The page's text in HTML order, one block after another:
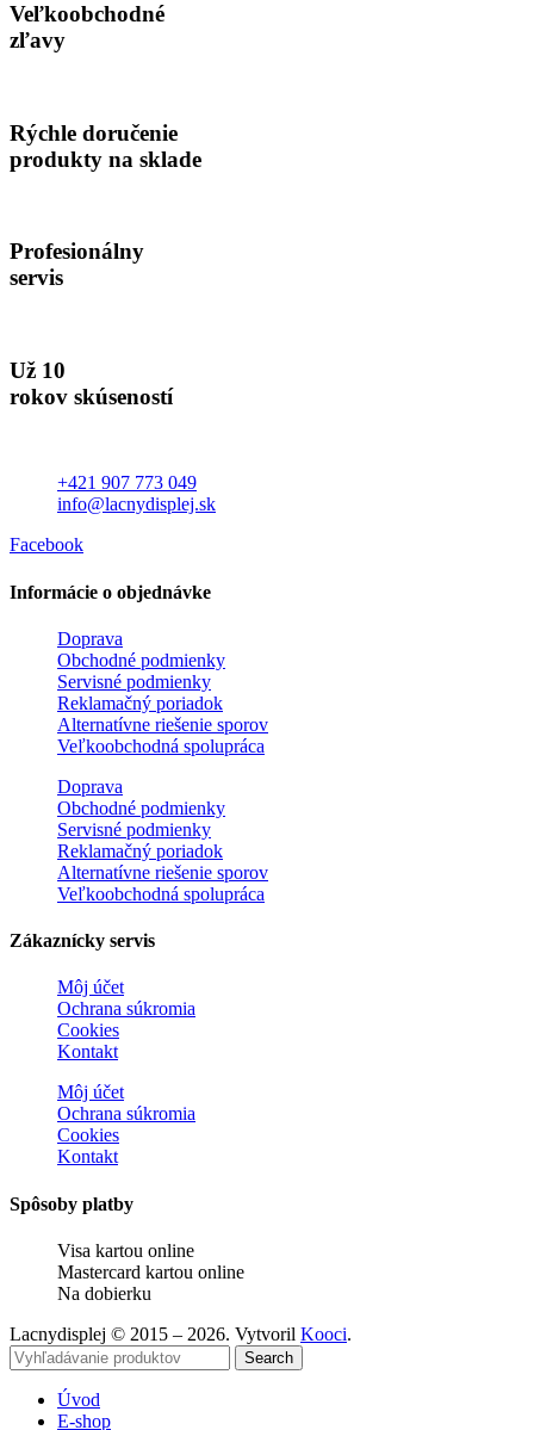
variantov.
na
stránke
produktu.
Veľkoobchodné
zľavy
Rýchle doručenie
produkty na sklade
Profesionálny
servis
Už 10
rokov skúseností
+421 907 773 049
info@lacnydisplej.sk
Facebook
Informácie o objednávke
Doprava
Obchodné podmienky
Servisné podmienky
Reklamačný poriadok
Alternatívne riešenie sporov
Veľkoobchodná spolupráca
Doprava
Obchodné podmienky
Servisné podmienky
Reklamačný poriadok
Alternatívne riešenie sporov
Veľkoobchodná spolupráca
Zákaznícky servis
Môj účet
Ochrana súkromia
Cookies
Kontakt
Môj účet
Ochrana súkromia
Cookies
Kontakt
Spôsoby platby
Visa kartou online
Mastercard kartou online
Na dobierku
Lacnydisplej © 2015 – 2026. Vytvoril Kooci.
Search
Úvod
E-shop